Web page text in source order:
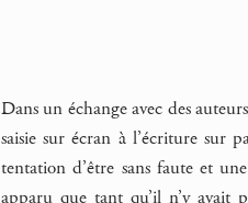
Dans un échange avec des
saisie sur écran à l’écriture sur
tentation d’être sans faute et
apparu que tant qu’il n’y avait